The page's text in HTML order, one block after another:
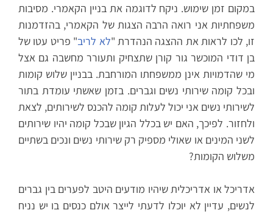
במקום זמן שימוש. ניקח לדוגמה את בניין הקאמרי. מסיבות
משפחתיות אני רואה הרבה הצגות של הקאמרי, בהזדמנות
זו, לכו לראות את ההצגה הנהדרת "לא לריב" פריט עטו של
בן דודי המוכשר גור קורן שתצחיק ותעורר מחשבה גם אצל
מי שהדמויות אינן ממשפחתו המורחבת. בבניין שלוש קומות
ובכל קומה שירותי נשים וגברים. בזמן שאשתי עומדת בתור
לשירותי נשים אני יכול לעלות קומה להכנס לשירותים, לצאת
ולחזור. לפיכך, האם יש בכלל הגיון שבכל קומה יהיו שירותים
לשני המינים או שאולי מספיק רק שירותי נשים ונכים בשתיים
משלוש הקומות?
אדריכל או אדריכלית שיהיו מודעים היטב לפערים בין גברים
לנשים, עדיין לא יוכלו לדעתי לייצר אולם כנסים בו יש נניח